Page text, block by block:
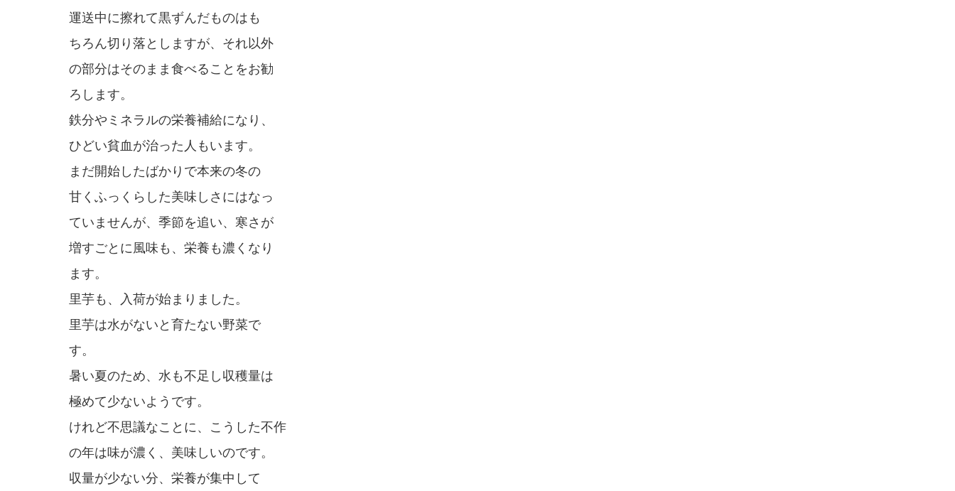
運送中に擦れて黒ずんだものはも
ちろん切り落としますが、それ以外
の部分はそのまま食べることをお勧
ろします。
鉄分やミネラルの栄養補給になり、
ひどい貧血が治った人もいます。
まだ開始したばかりで本来の冬の
甘くふっくらした美味しさにはなっ
ていませんが、季節を追い、寒さが
増すごとに風味も、栄養も濃くなり
ます。
里芋も、入荷が始まりました。
里芋は水がないと育たない野菜で
す。
暑い夏のため、水も不足し収穫量は
極めて少ないようです。
けれど不思議なことに、こうした不作
の年は味が濃く、美味しいのです。
収量が少ない分、栄養が集中して